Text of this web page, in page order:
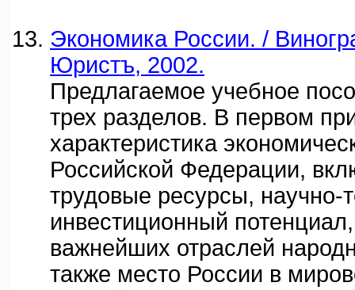
Экономика России. /
Юристъ, 2002.
Предлагаемое учебное
трех разделов. В первом
характеристика
Российской Федерации,
трудовые ресурсы, научно-
инвестиционный
важнейших отраслей
также место России в